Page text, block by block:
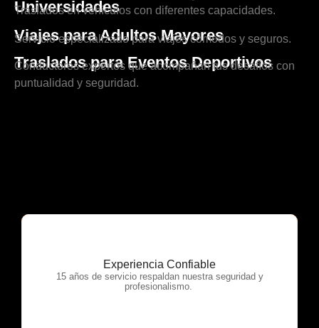
Universidades
Traslados en vehículos con diferentes capacidades.
Viajes para Adultos Mayores
Servicio especializado para viajes cómodos y seguros.
Traslados para Eventos Deportivos
Conductores expertos que acompañan tus desafíos con
puntualidad y seguridad.
Experiencia Confiable
15 años de servicio respaldan nuestra seguridad y
profesionalismo.
OTP Servicios